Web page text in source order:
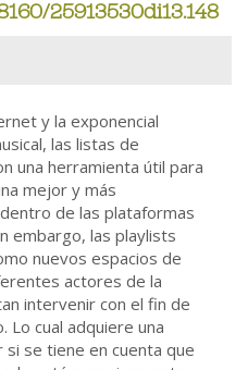
25913530di13.148
y la exponencial
las listas de
una herramienta útil para
mejor y más
de las plataformas
embargo, las playlists
nuevos espacios de
actores de la
intervenir con el fin de
cual adquiere una
se tiene en cuenta que